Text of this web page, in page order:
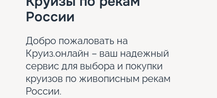
России
Добро пожаловать на
Круиз.онлайн – ваш надежный
сервис для выбора и покупки
круизов по живописным рекам
России.